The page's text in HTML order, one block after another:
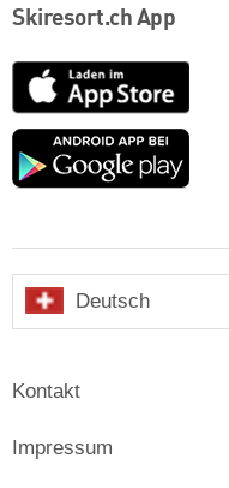
Skiresort.ch App
App
Store
Deutsch
Kontakt
Impressum